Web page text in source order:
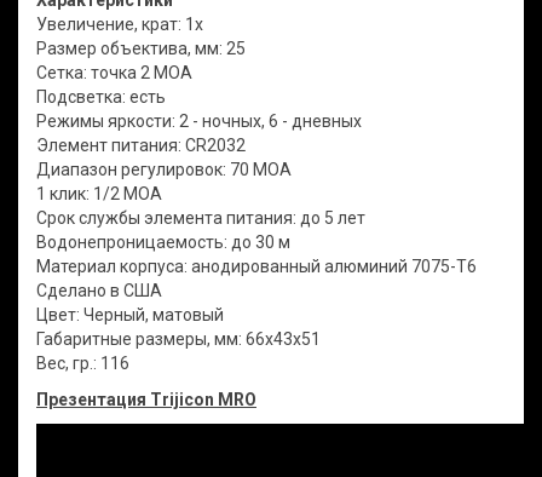
Увеличение, крат: 1x
Размер объектива, мм: 25
Сетка: точка 2 MOA
Подсветка: есть
Режимы яркости: 2 - ночных, 6 - дневных
Элемент питания: CR2032
Диапазон регулировок: 70 MOA
1 клик: 1/2 MOA
Срок службы элемента питания: до 5 лет
Водонепроницаемость: до 30 м
Материал корпуса: анодированный алюминий 7075-T6
Сделано в США
Цвет: Черный, матовый
Габаритные размеры, мм: 66x43x51
Вес, гр.: 116
Презентация Trijicon MRO